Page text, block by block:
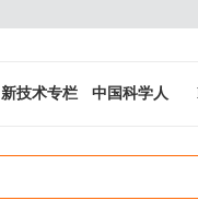
新技术专栏 中国科学人